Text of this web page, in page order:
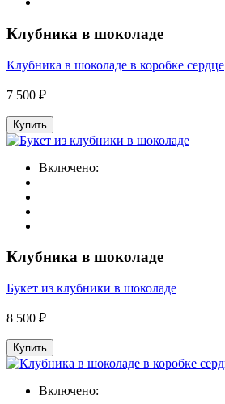
Клубника в шоколаде
Клубника в шоколаде в коробке сердце
7 500 ₽
Купить
Включено:
Клубника в шоколаде
Букет из клубники в шоколаде
8 500 ₽
Купить
Включено: